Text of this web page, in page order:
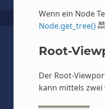
Wenn ein Node
Node.get_tree()
Root-
Der Root-
kann mittels